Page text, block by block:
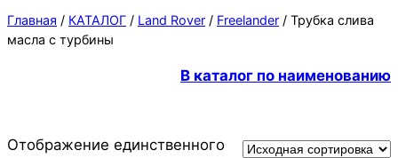
Главная / КАТАЛОГ / Land Rover / Freelander / Трубка слива
масла с турбины
В каталог по наименованию
Отображение единственного